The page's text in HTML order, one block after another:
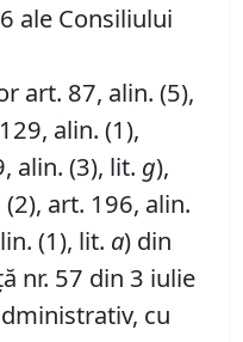
ale Consiliului
art. 87, alin. (5),
alin. (1),
alin. (3), lit. g),
art. 196, alin.
(1), lit. a) din
nr. 57 din 3 iulie
cu